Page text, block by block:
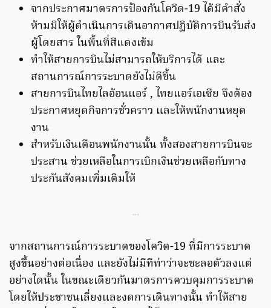
จากประกาศมาตรการป้องกันโควิด-19 ได้มีคำสั่ง
ห้ามมิให้ผู้ดำเนินการเดินอากาศปฏิบัติการบินรับส่ง
ผู้โดยสาร ในพื้นที่สีแดงเข้ม
ทำให้สายการบินไม่สามารถให้บริการได้ และ
สถานการณ์การระบาดยังไม่ดีขึ้น
สายการบินไทยไลอ้อนแอร์ , ไทยแอร์เอเซีย จึงต้อง
ประกาศหยุดกิจการชั่วคราว และให้พนักงานหยุด
งาน
สำหรับเงินเดือนพนักงานนั้น ทั้งสองสายการบินจะ
ประสาน ช่วยเหลือในการเบิกเงินช่วยเหลือกับทาง
ประกันสังคมเพิ่มเติมให้
…
จากสถานการณ์การระบาดของโควิด-19 ที่มีการระบาด
สูงขึ้นอย่างต่อเนื่อง และยังไม่มีทีท่าว่าจะชะลอตัวลงแต่
อย่างใดนั้น ในขณะเดียวกันมาตรการควบคุมการระบาด
โดยให้ประชาชนเลี่ยงและงดการเดินทางนั้น ทำให้สาย